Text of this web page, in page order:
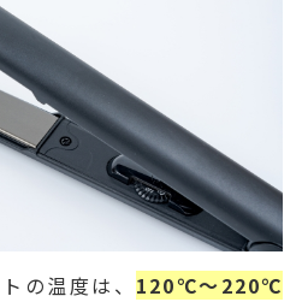
の温度は、 120℃～220℃